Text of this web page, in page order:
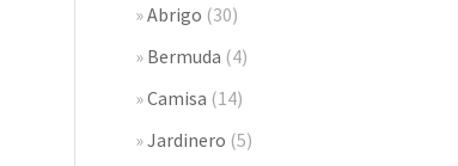
Abrigo (30)
Bermuda (4)
Camisa (14)
Jardinero (5)